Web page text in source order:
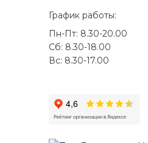
График работы:
Пн-Пт: 8.30-20.00
Сб: 8.30-18.00
Вс: 8.30-17.00